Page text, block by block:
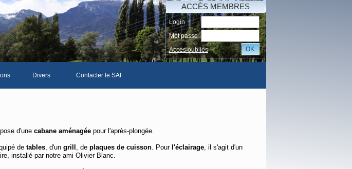
ACCÈS MEMBRES
Login
Mot passe
Accés oubliés
OK
Divers
Vidéos
Documents divers
Contacter le SAI
d'une cabane aménagée pour l'après-plongée.
de tables , d'un grill , de plaques de cuisson . Pour l'éclairage , il s'agit d'un
installé par notre ami Olivier Blanc.